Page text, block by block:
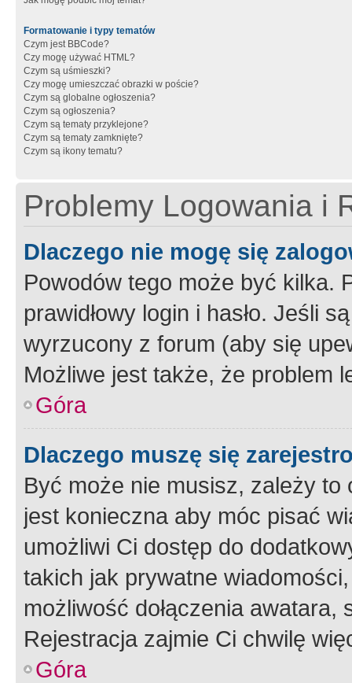
Formatowanie i typy tematów
Czym jest BBCode?
Czy mogę używać HTML?
Czym są uśmieszki?
Czy mogę umieszczać obrazki w poście?
Czym są globalne ogłoszenia?
Czym są ogłoszenia?
Czym są tematy przyklejone?
Czym są tematy zamknięte?
Czym są ikony tematu?
Problemy Logowania i
Dlaczego nie mogę się
Powodów tego może być kilka.
prawidłowy login i hasło. Jeśli
wyrzucony z forum (aby się
Możliwe jest także, że problem
Góra
Dlaczego muszę się
Być może nie musisz, zależy
jest konieczna aby móc pisać
umożliwi Ci dostęp do
takich jak prywatne
możliwość dołączenia
Rejestracja zajmie Ci chwilę
Góra